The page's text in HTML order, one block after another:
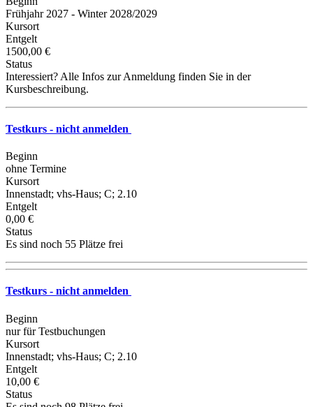
Frühjahr 2027 - Winter 2028/2029
Kursort
Entgelt
1500,00 €
Status
Interessiert? Alle Infos zur Anmeldung finden Sie in der
Kursbeschreibung.
Testkurs - nicht anmelden
Beginn
ohne Termine
Kursort
Innenstadt; vhs-Haus; C; 2.10
Entgelt
0,00 €
Status
Es sind noch 55 Plätze frei
Testkurs - nicht anmelden
Beginn
nur für Testbuchungen
Kursort
Innenstadt; vhs-Haus; C; 2.10
Entgelt
10,00 €
Status